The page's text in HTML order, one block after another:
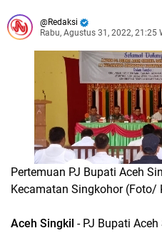
Redaksi
Rabu, Agustus 31, 2022, 21:25
Pertemuan PJ Bupati Aceh
Kecamatan Singkohor (Foto/
Aceh Singkil - PJ Bupati